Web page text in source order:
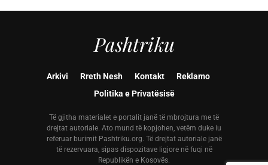
Pashtriku
Arkivi Rreth Nesh Kontakt
Reklamo
Politika e Privatësisë
Të gjitha materialet e portalit janë të mbrojtura me të
drejtat autoriale. Ato mund të kopjohen, vetëm duke iu
referuar burimit Pashtriku.org. Të drejtat autoriale janë
të rezervuara, sipas dispozitave ligjore në fuqi në
Republikën e Kosovës.